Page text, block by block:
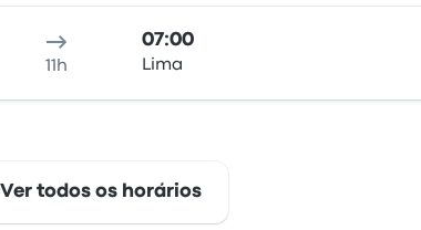
11h
07:00
Lima
Ver todos os horários